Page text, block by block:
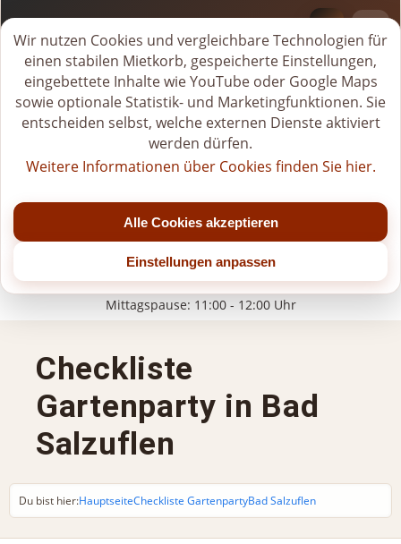
Deprecated
: Creation of dynamic property
Page::$__pages_city_seo_applied is deprecated in
/users/tiwrow/www/verleih/modules/pages_city_seo/
on line180
M
i
e
t
k
r
b
ö
f
e
Jetzt geöffnet
Mo - Fr: 07:00 - 22:00 Uhr (bis Jahresende)
Sa: 07:00 - 20:00 Uhr (nach 15:00 Uhr nur nach Vereinbarung)
So/Feiertage: nur für gebuchte Veranstaltungen
Mittagspause: 11:00 - 12:00 Uhr
Checkliste
Gartenparty in Bad
Salzuflen
Du bist hier:HauptseiteCheckliste GartenpartyBad Salzuflen
Wir nutzen Cookies und vergleichbare Technologien für
einen stabilen Mietkorb, gespeicherte Einstellungen,
eingebettete Inhalte wie YouTube oder Google Maps
sowie optionale Statistik- und Marketingfunktionen. Sie
entscheiden selbst, welche externen Dienste aktiviert
werden dürfen.
Weitere Informationen über Cookies finden Sie hier.
Alle Cookies akzeptieren
Einstellungen anpassen